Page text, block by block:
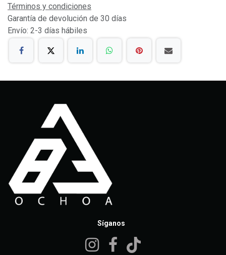
Términos y condiciones
Garantía de devolución de 30 días
Envío: 2-3 días hábiles
Síganos